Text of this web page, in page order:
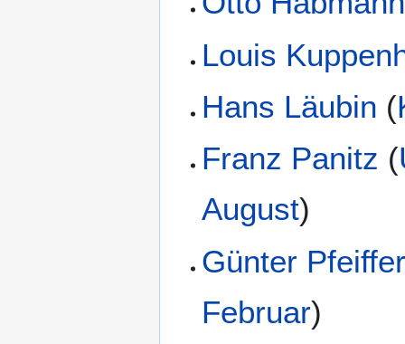
Louis
Hans Läubin (
Franz Panitz (
August)
Günter
Februar)